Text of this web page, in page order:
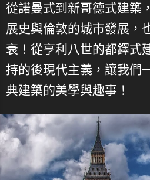
從諾曼式到新哥德式建築
展史與倫敦的城市發展，
衰！從亨利八世的都鐸式
持的後現代主義，讓我們
典建築的美學與趣事！